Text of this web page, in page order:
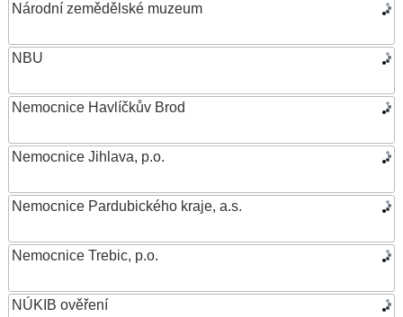
Národní zemědělské muzeum
NBU
Nemocnice Havlíčkův Brod
Nemocnice Jihlava, p.o.
Nemocnice Pardubického kraje, a.s.
Nemocnice Trebic, p.o.
NÚKIB ověření